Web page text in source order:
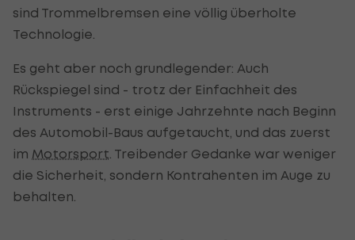
sind Trommelbremsen eine völlig überholte
Technologie.
Es geht aber noch grundlegender: Auch
Rückspiegel sind - trotz der Einfachheit des
Instruments - erst einige Jahrzehnte nach Beginn
des Automobil-Baus aufgetaucht, und das zuerst
im Motorsport . Treibender Gedanke war weniger
die Sicherheit, sondern Kontrahenten im Auge zu
behalten.